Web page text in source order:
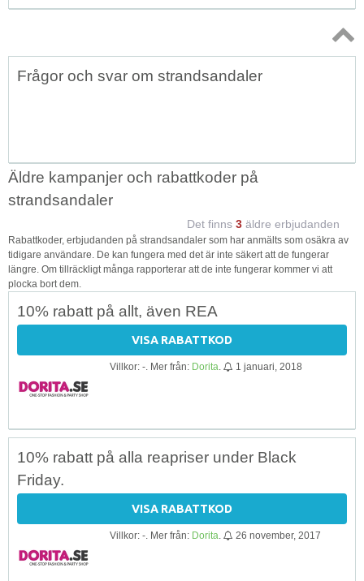
Topp
Frågor och svar om strandsandaler
Äldre kampanjer och rabattkoder på
strandsandaler
Det finns 3 äldre erbjudanden
Rabattkoder, erbjudanden på strandsandaler som har anmälts som osäkra av
tidigare användare. De kan fungera med det är inte säkert att de fungerar
längre. Om tillräckligt många rapporterar att de inte fungerar kommer vi att
plocka bort dem.
10% rabatt på allt, även REA
VISA RABATTKOD
Villkor: -. Mer från: Dorita 1 januari, 2018
10% rabatt på alla reapriser under Black
Friday.
VISA RABATTKOD
Villkor: -. Mer från: Dorita 26 november, 2017